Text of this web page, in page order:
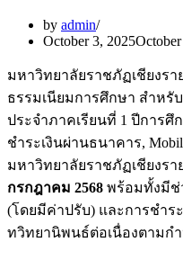
by admin
October 3, 2025
มหาวิทยาลัยราชภัฏเชียงรา
ธรรมเนียมการศึกษา สำห
ประจำภาคเรียนที่ 1 ปีการศึ
ชำระเงินผ่านธนาคาร,
มหาวิทยาลัยราชภัฏเชียงรา
กรกฎาคม 2568 พร้อมทั้งมีช่
(โดยมีค่าปรับ) และการชำ
ทวิทยานิพนธ์ต่อเนื่องตามก